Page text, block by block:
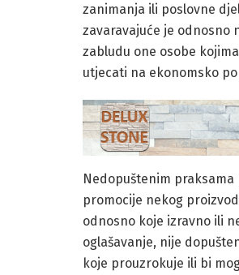
zanimanja ili poslovne
zavaravajuće je odnosno
zabludu one osobe
utjecati na ekonomsko
Nedopuštenim
promocije nekog
odnosno koje izravno ili
oglašavanje, nije
koje prouzrokuje ili bi